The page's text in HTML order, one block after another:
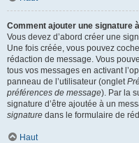
Comment ajouter une signature
Vous devez d’abord créer une
Une fois créée, vous pouvez
rédaction de message. Vous
tous vos messages en activant
panneau de l’utilisateur (onglet
préférences de message). Par la
signature d’être ajoutée à un
signature dans le formulaire de
Haut